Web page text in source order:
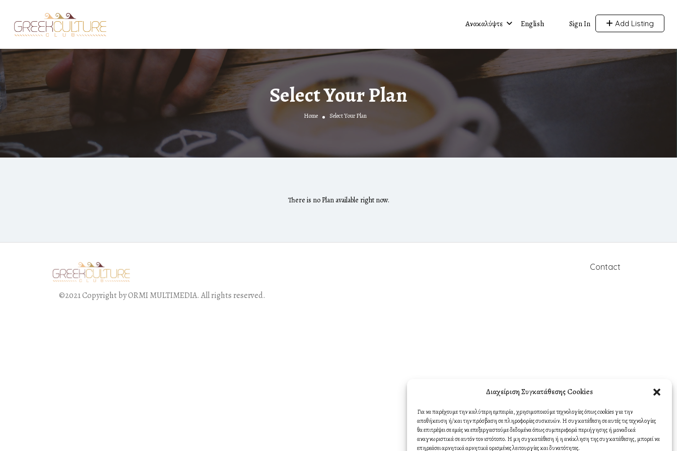
Διαχείριση Συγκατάθεσης Cookies
Για να παρέχουμε την καλύτερη εμπειρία, χρησιμοποιούμε τεχνολογίες όπως cookies για την
αποθήκευση ή/και την πρόσβαση σε πληροφορίες συσκευών. Η συγκατάθεση σε αυτές τις τεχνολογίες
θα επιτρέψει σε εμάς να επεξεργαστούμε δεδομένα όπως συμπεριφορά περιήγησης ή μοναδικά
αναγνωριστικά σε αυτόν τον ιστότοπο. Η μη συγκατάθεση ή η ανάκληση της συγκατάθεσης, μπορεί να
επηρεάσει αρνητικά αρνητικά ορισμένες λειτουργίες και δυνατότητες.
Sign In Add Listing
Ανακαλύψτε English
Select Your Plan
Home Select Your Plan
There is no Plan available right now.
©2021 Copyright by ORMI MULTIMEDIA. All rights reserved.
Contact